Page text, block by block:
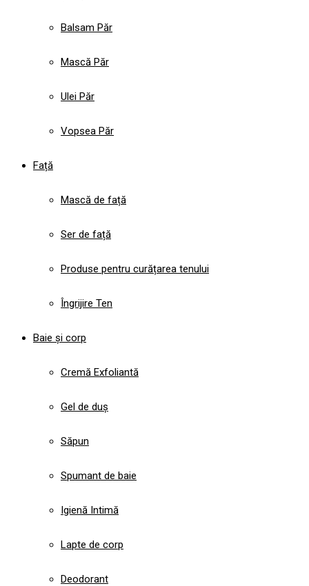
Balsam Păr
Mască Păr
Ulei Păr
Vopsea Păr
Față
Mască de față
Ser de față
Produse pentru curățarea tenului
Îngrijire Ten
Baie și corp
Cremă Exfoliantă
Gel de duș
Săpun
Spumant de baie
Igienă Intimă
Lapte de corp
Deodorant